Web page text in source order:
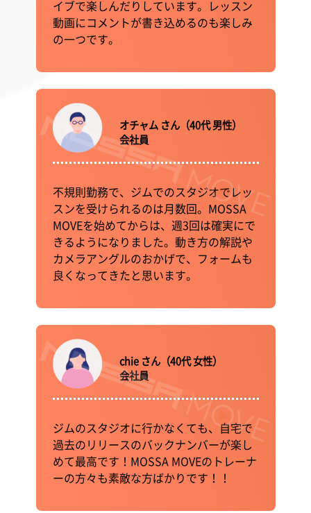
イブで楽しんだりしています。レッスン
動画にコメントが書き込めるのも楽しみ
の一つです。
オチャム さん（40代 男性）
会社員
不規則勤務で、ジムでのスタジオでレッ
スンを受けられるのは月数回。MOSSA
MOVEを始めてからは、週3回は確実にで
きるようになりました。動き方の解説や
カメラアングルのおかげで、フォームも
良くなってきたと思います。
chie さん（40代 女性）
会社員
ジムのスタジオに行かなくても、自宅で
過去のリリースのバックナンバーが楽し
めて最高です！MOSSA MOVEのトレーナ
ーの方々も素敵な方ばかりです！！